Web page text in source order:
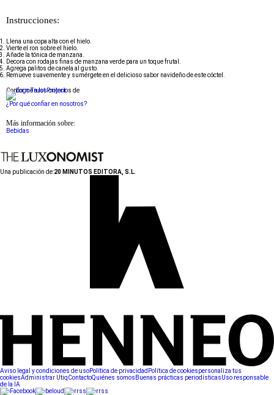
Instrucciones:
Llena una copa alta con el hielo.
Vierte el ron sobre el hielo.
Añade la tónica de manzana.
Decora con rodajas finas de manzana verde para un toque frutal.
Agrega palitos de canela al gusto.
Remueve suavemente y sumérgete en el delicioso sabor navideño de este cóctel.
Conforme a los criterios de
¿Por qué confiar en nosotros?
Más información sobre:
Bebidas
Una publicación de:20 MINUTOS EDITORA, S.L.
Aviso legal y condiciones de usoPolítica de privacidad Política de cookiespersonaliza tus
cookiesAdministrar UtiqContactoQuiénes somos Buenas prácticas periodísticasUso responsable
de la IA